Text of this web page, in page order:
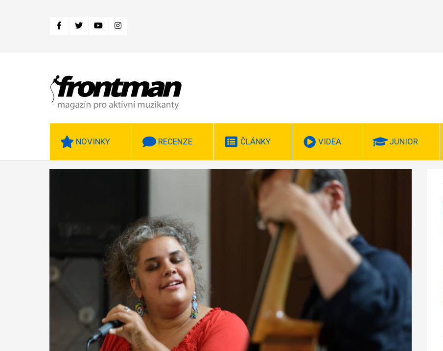
NOVINKY RECENZE ČLÁNKY VIDEA JUNIOR